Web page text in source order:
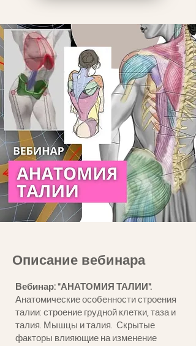
Описание вебинара
Вебинар: "АНАТОМИЯ ТАЛИИ".
Анатомические особенности строения
талии: строение грудной клетки, таза и
талия. Мышцы и талия. Скрытые
факторы влияющие на изменение